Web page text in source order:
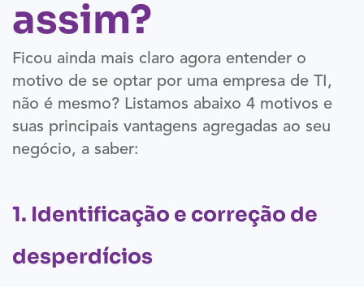
assim?
Ficou ainda mais claro agora entender o
motivo de se optar por uma empresa de TI,
não é mesmo? Listamos abaixo 4 motivos e
suas principais vantagens agregadas ao seu
negócio, a saber:
1. Identificação e correção de
desperdícios